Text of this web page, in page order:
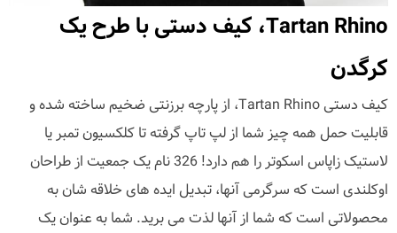
Tartan Rhino، کیف دستی با طرح یک
کرگدن
کیف دستی Tartan Rhino، از پارچه برزنتی ضخیم ساخته شده و
قابلیت حمل همه چیز شما از لپ تاپ گرفته تا کلکسیون تمبر یا
لاستیک زاپاس اسکوتر را هم دارد! 326 نام یک جمعیت از طراحان
اوکلندی است که سرگرمی آنها، تبدیل ایده های خلاقه شان به
محصولاتی است که شما از آنها لذت می برید. شما به عنوان یک